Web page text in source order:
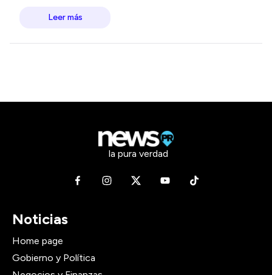
Leer más
la pura verdad
Noticias
Home page
Gobierno y Política